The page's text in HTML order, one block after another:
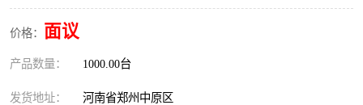
价格： 面议
产品数量： 1000.00台
发货地址： 河南省郑州中原区